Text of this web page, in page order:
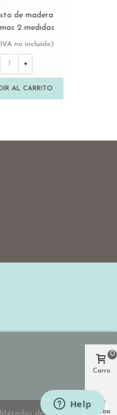
Ver más
de madera
c/asas
cm.
no incluido)
+
AL CARRITO
Carro
0
Arriba